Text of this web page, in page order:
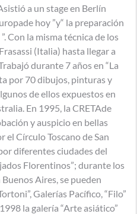
a un stage en Berlín
hoy ”y“ la preparación
Con la misma técnica de los
(Italia) hasta llegar a
durante 7 años en “La
por 70 dibujos, pinturas y
de ellos expuestos en
En 1995, la CRETAde
y auspicio en bellas
Círculo Toscano de San
diferentes ciudades del
Florentinos”; durante los
Aires, se pueden
Galerías Pacífico, “Filo”
la galería “Arte asiático”